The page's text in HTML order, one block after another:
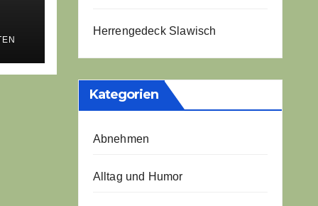
Herrengedeck Slawisch
Kategorien
Abnehmen
Alltag und Humor